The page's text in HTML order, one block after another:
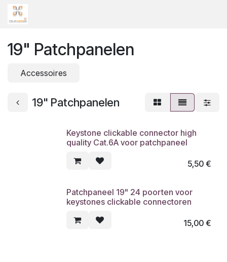
Overslaan naar inhoud
19" Patchpanelen
Accessoires
19" Patchpanelen
Keystone clickable connector high
quality Cat.6A voor patchpaneel
5,50€
Patchpaneel 19" 24 poorten voor
keystones clickable connectoren
15,00€